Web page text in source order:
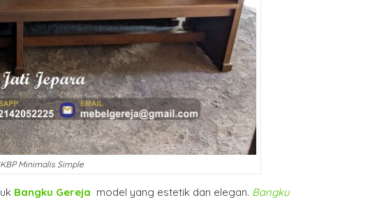
Minimalis Simple
Bangku Gereja model yang estetik dan elegan. Bangku